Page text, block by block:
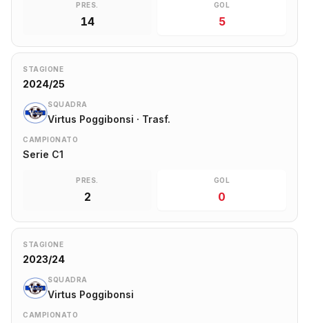
PRES.
14
GOL
5
STAGIONE
2024/25
SQUADRA
Virtus Poggibonsi · Trasf.
CAMPIONATO
Serie C1
PRES.
2
GOL
0
STAGIONE
2023/24
SQUADRA
Virtus Poggibonsi
CAMPIONATO